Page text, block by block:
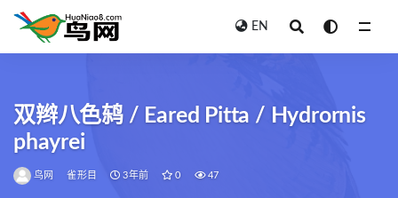
EN
双辫八色鸫 / Eared Pitta / Hydrornis
phayrei
鸟网 雀形目 3年前 0 47